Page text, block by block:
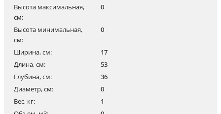
Высота максимальная,
см:
0
Высота минимальная,
см:
0
Ширина, см:
17
Длина, см:
53
Глубина, см:
36
Диаметр, см:
0
Вес, кг:
1